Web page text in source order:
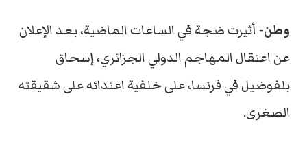
وطن- أثيرت ضجة في الساعات الماضية، بعد الإعلان
عن اعتقال المهاجم الدولي الجزائري، إسحاق
بلفوضيل في فرنسا، على خلفية اعتدائه على شقيقته
الصغرى.